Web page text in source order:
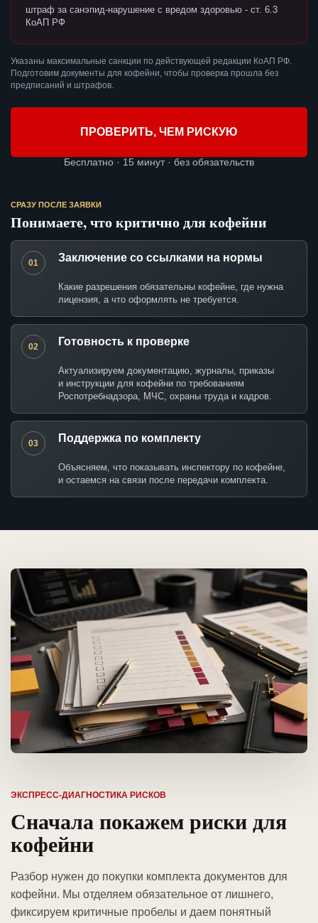
штраф за санэпид-нарушение с вредом здоровью - ст. 6.3
КоАП РФ
Указаны максимальные санкции по действующей редакции КоАП РФ.
Подготовим документы для кофейни, чтобы проверка прошла без
предписаний и штрафов.
ПРОВЕРИТЬ, ЧЕМ РИСКУЮ
Бесплатно · 15 минут · без обязательств
СРАЗУ ПОСЛЕ ЗАЯВКИ
Понимаете, что критично для кофейни
01 Заключение со ссылками на нормы
Какие разрешения обязательны кофейне, где нужна
лицензия, а что оформлять не требуется.
02 Готовность к проверке
Актуализируем документацию, журналы, приказы
и инструкции для кофейни по требованиям
Роспотребнадзора, МЧС, охраны труда и кадров.
03 Поддержка по комплекту
Объясняем, что показывать инспектору по кофейне,
и остаемся на связи после передачи комплекта.
ЭКСПРЕСС-ДИАГНОСТИКА РИСКОВ
Сначала покажем риски для
кофейни
Разбор нужен до покупки комплекта документов для
кофейни. Мы отделяем обязательное от лишнего,
фиксируем критичные пробелы и даем понятный